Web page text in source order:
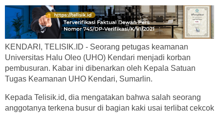
KENDARI, TELISIK.ID - Seorang petugas keamanan
Universitas Halu Oleo (UHO) Kendari menjadi korban
pembusuran. Kabar ini dibenarkan oleh Kepala Satuan
Tugas Keamanan UHO Kendari, Sumarlin.
Kepada Telisik.id, dia mengatakan bahwa salah seorang
anggotanya terkena busur di bagian kaki usai terlibat cekcok